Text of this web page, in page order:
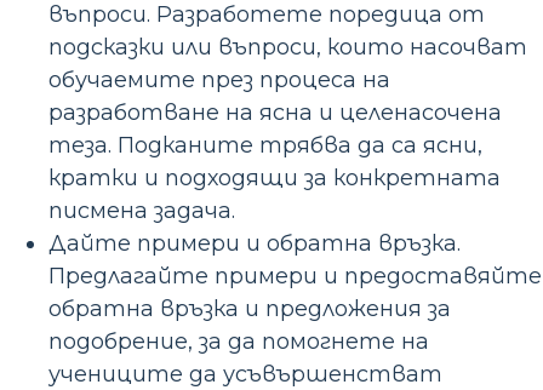
въпроси. Разработете поредица от
подсказки или въпроси, които насочват
обучаемите през процеса на
разработване на ясна и целенасочена
теза. Подканите трябва да са ясни,
кратки и подходящи за конкретната
писмена задача.
Дайте примери и обратна връзка.
Предлагайте примери и предоставяйте
обратна връзка и предложения за
подобрение, за да помогнете на
учениците да усъвършенстват